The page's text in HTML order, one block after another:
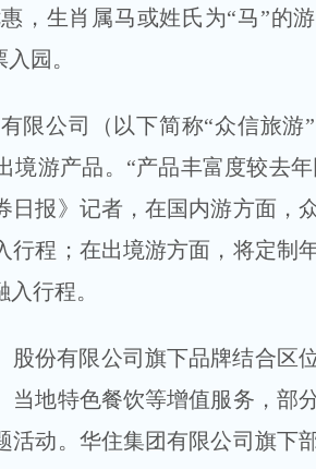
，生肖属马或姓氏为“马”的
园。
限公司（以下简称“众信旅游
游产品。“产品丰富度较去
报》记者，在国内游方面，
程；在出境游方面，将定制
行程。
股份有限公司旗下品牌结合区
当地特色餐饮等增值服务，部
动。华住集团有限公司旗下